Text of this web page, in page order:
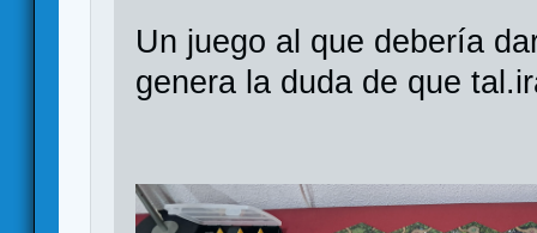
Un juego al que debería
genera la duda de que